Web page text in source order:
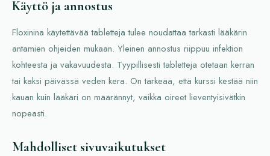
Käyttö ja annostus
Floxinina käytettävää tabletteja tulee noudattaa tarkasti lääkärin
antamien ohjeiden mukaan. Yleinen annostus riippuu infektion
kohteesta ja vakavuudesta. Tyypillisesti tabletteja otetaan kerran
tai kaksi päivässä veden kera. On tärkeää, että kurssi kestää niin
kauan kuin lääkäri on määrännyt, vaikka oireet lieventyisivätkin
nopeasti.
Mahdolliset sivuvaikutukset